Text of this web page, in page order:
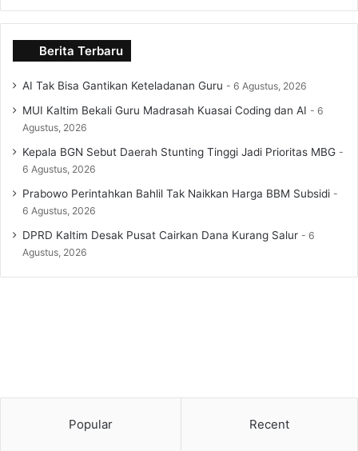
Berita Terbaru
AI Tak Bisa Gantikan Keteladanan Guru 6 Agustus, 2026
MUI Kaltim Bekali Guru Madrasah Kuasai Coding dan AI
6
Agustus, 2026
Kepala BGN Sebut Daerah Stunting Tinggi Jadi Prioritas MBG
6 Agustus, 2026
Prabowo Perintahkan Bahlil Tak Naikkan Harga BBM Subsidi
6 Agustus, 2026
DPRD Kaltim Desak Pusat Cairkan Dana Kurang Salur
6
Agustus, 2026
Popular Recent